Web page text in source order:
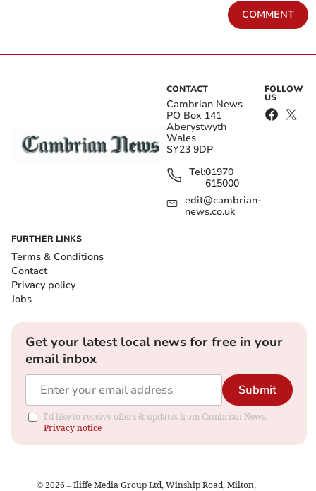
COMMENT
CONTACT
Cambrian News
PO Box 141
Aberystwyth
Wales
SY23 9DP
Tel:01970
615000
edit@cambrian-
news.co.uk
FOLLOW
US
FURTHER LINKS
Terms & Conditions
Contact
Privacy policy
Jobs
Get your latest local news for free in your
email inbox
Submit
I'd like to receive offers & updates from Cambrian News.
Privacy notice
© 2026 – Iliffe Media Group Ltd, Winship Road, Milton,